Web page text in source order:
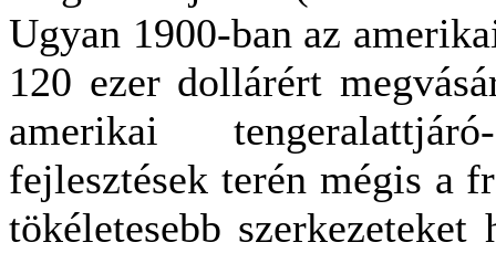
Ugyan 1900-ban az
120 ezer dollárért
amerikai
fejlesztések terén mégis a
tökéletesebb